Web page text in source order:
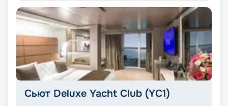
Сьют Deluxe Yacht Club (YC1)